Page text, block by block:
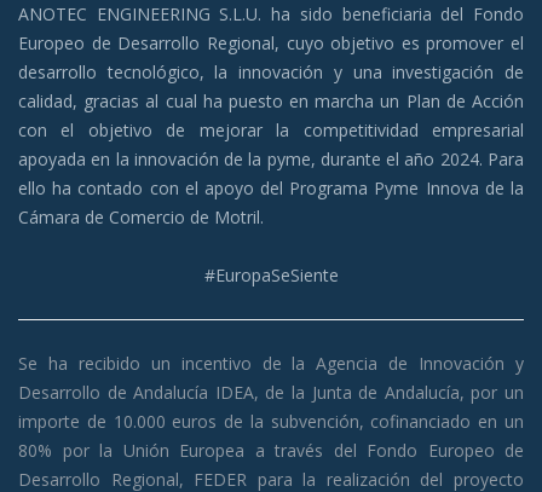
ANOTEC ENGINEERING S.L.U. ha sido beneficiaria del Fondo
Europeo de Desarrollo Regional, cuyo objetivo es promover el
desarrollo tecnológico, la innovación y una investigación de
calidad, gracias al cual ha puesto en marcha un Plan de Acción
con el objetivo de mejorar la competitividad empresarial
apoyada en la innovación de la pyme, durante el año 2024. Para
ello ha contado con el apoyo del Programa Pyme Innova de la
Cámara de Comercio de Motril.
#EuropaSeSiente
Se ha recibido un incentivo de la Agencia de Innovación y
Desarrollo de Andalucía IDEA, de la Junta de Andalucía, por un
importe de 10.000 euros de la subvención, cofinanciado en un
80% por la Unión Europea a través del Fondo Europeo de
Desarrollo Regional, FEDER para la realización del proyecto